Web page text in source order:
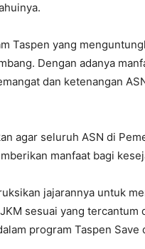
Taspen yang
Dengan adanya
dan ketenangan
agar seluruh ASN di
manfaat bagi
jajarannya untuk
sesuai yang tercantum
program Taspen Save